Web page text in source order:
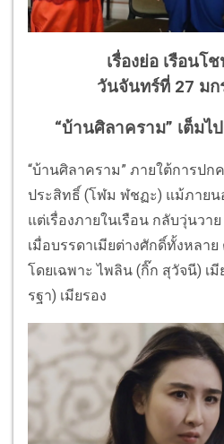
เรื่องย่อ เรือนโช
วันจันทร์ที่ 27 มก
“บ้านศิลาคราม” เต็ม
“บ้านศิลาคราม” ภายใต้การป
ประสิทธิ์ (โฬม ฬชฏะ) แม้ภายน
แต่เรื่องภายในเรือน กลับวุ่นวา
เมื่อบรรดาเมียต่างศักดิ์ทั้งหลา
โดยเฉพาะ ไพลิน (กิ๊ก สุวัจนี) เ
รฐา) เมียรอง